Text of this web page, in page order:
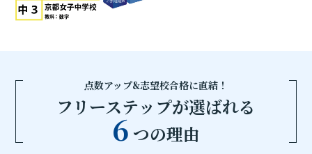
点数アップ&志望校合格に直結！
フリーステップが選ばれる
6 つの理由